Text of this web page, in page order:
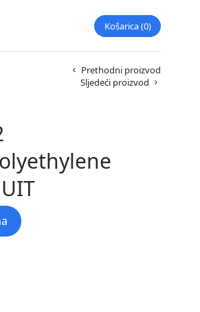
Košarica 0
Prethodni proizvod
Sljedeći proizvod